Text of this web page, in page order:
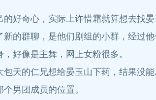
奇心，实际上许惜霜就算想去找晏
群聊，是他们剧组的小群，经过他
好像是主舞，网上女粉很多。
的仁兄想给晏玉山下药，结果没能
男团成员的位置。